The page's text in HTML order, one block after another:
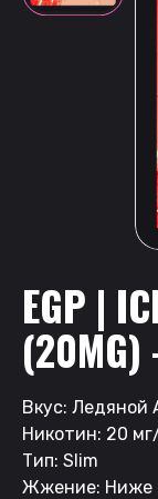
EGP |
Вкус: Ледяной
Никотин: 20
Тип: Slim
Жжение: Ниже